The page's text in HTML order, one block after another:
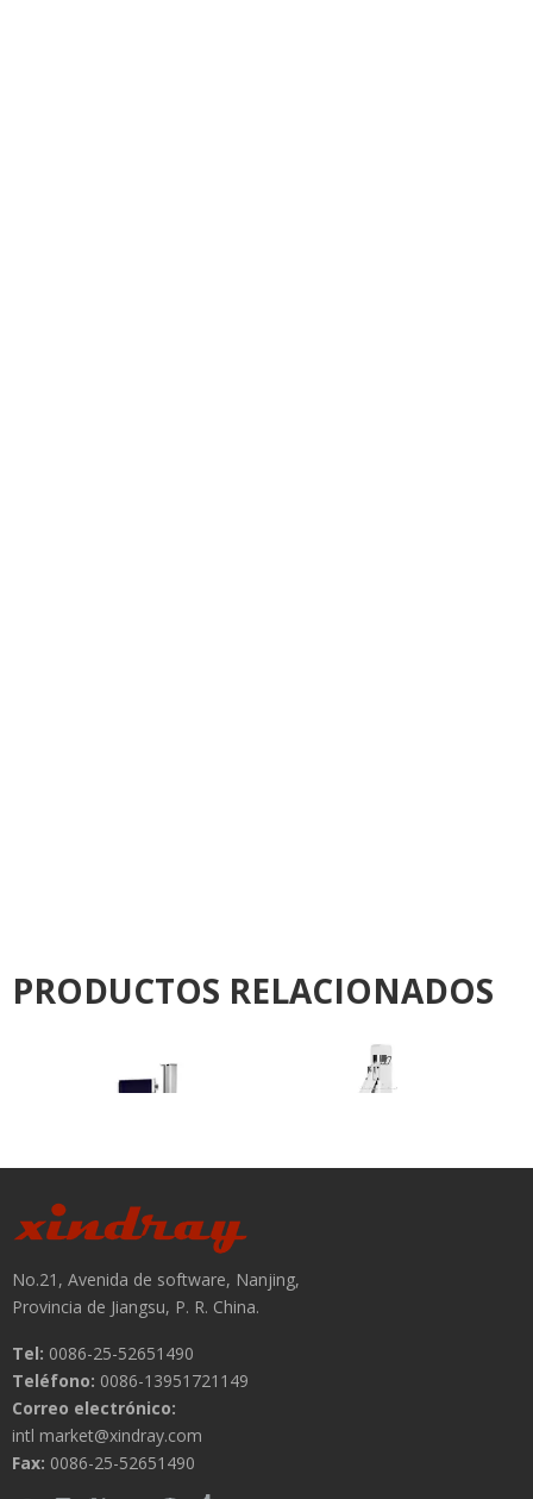
PRODUCTOS RELACIONADOS
Soporte Bucky de rayos
No.21, Avenida de software, Nanjing,
Provincia de Jiangsu, P. R. China.
Tel: 0086-25-52651490
Teléfono: 0086-13951721149
Correo electrónico:
intl market@xindray.com
Fax: 0086-25-52651490